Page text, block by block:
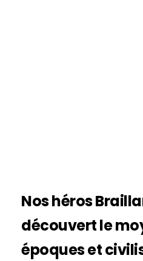
Nos héros
découvert le
époques et